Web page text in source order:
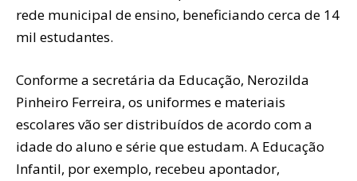
rede municipal de ensino, beneficiando cerca de 14
mil estudantes.
Conforme a secretária da Educação, Nerozilda
Pinheiro Ferreira, os uniformes e materiais
escolares vão ser distribuídos de acordo com a
idade do aluno e série que estudam. A Educação
Infantil, por exemplo, recebeu apontador,